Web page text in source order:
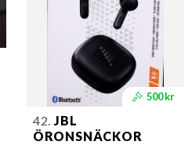
500 kr
42. JBL
ÖRONSNÄCKOR